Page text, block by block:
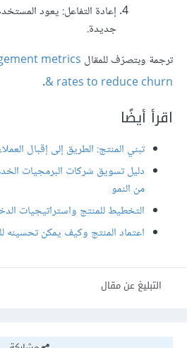
إعادة التفاعل: يعود
جديدة.
ترجمة وبتصرّف للمقال metrics
& rates to reduce churn
.
اقرأ أيضًا
تبني المنتج: الطريق إلى إقبال
من النمو
التخطيط للمنتج واستراتيجيات
اعتماد المنتج وكيف يمكن تحسينه
التبليغ عن مقال